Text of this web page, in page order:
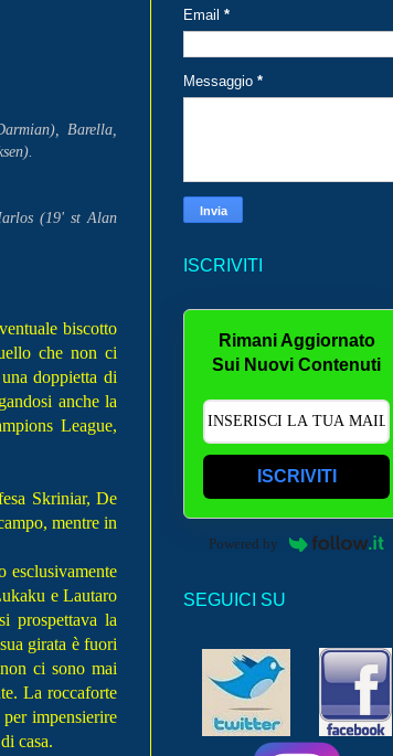
Barella,
(19' st Alan
biscotto
che non ci
doppietta di
anche la
League,
Skriniar, De
mentre in
esclusivamente
e Lautaro
prospettava la
girata è fuori
ci sono mai
La roccaforte
impensierire
casa.
Email *
Messaggio *
ISCRIVITI
Rimani Aggiornato
Sui Nuovi Contenuti
ISCRIVITI
Powered by
SEGUICI SU